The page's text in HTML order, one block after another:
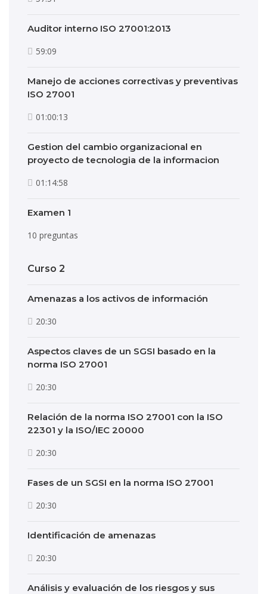
Auditor interno ISO 27001:2013
59:09
Manejo de acciones correctivas y preventivas
ISO 27001
01:00:13
Gestion del cambio organizacional en
proyecto de tecnologia de la informacion
01:14:58
Examen 1
10 preguntas
Curso 2
Amenazas a los activos de información
20:30
Aspectos claves de un SGSI basado en la
norma ISO 27001
20:30
Relación de la norma ISO 27001 con la ISO
22301 y la ISO/IEC 20000
20:30
Fases de un SGSI en la norma ISO 27001
20:30
Identificación de amenazas
20:30
Análisis y evaluación de los riesgos y sus